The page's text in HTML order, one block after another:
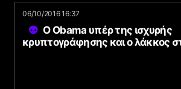
06/10/2016 16:37
Ο Obama υπέρ της ισχυρής
κρυπτογράφησης και ο λάκκος